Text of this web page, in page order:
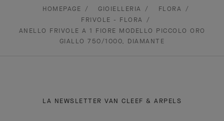
HOMEPAGE GIOIELLERIA
FLORA
FRIVOLE - FLORA
ANELLO FRIVOLE A 1 FIORE MODELLO PICCOLO ORO
GIALLO 750/1000, DIAMANTE
LA NEWSLETTER VAN CLEEF & ARPELS